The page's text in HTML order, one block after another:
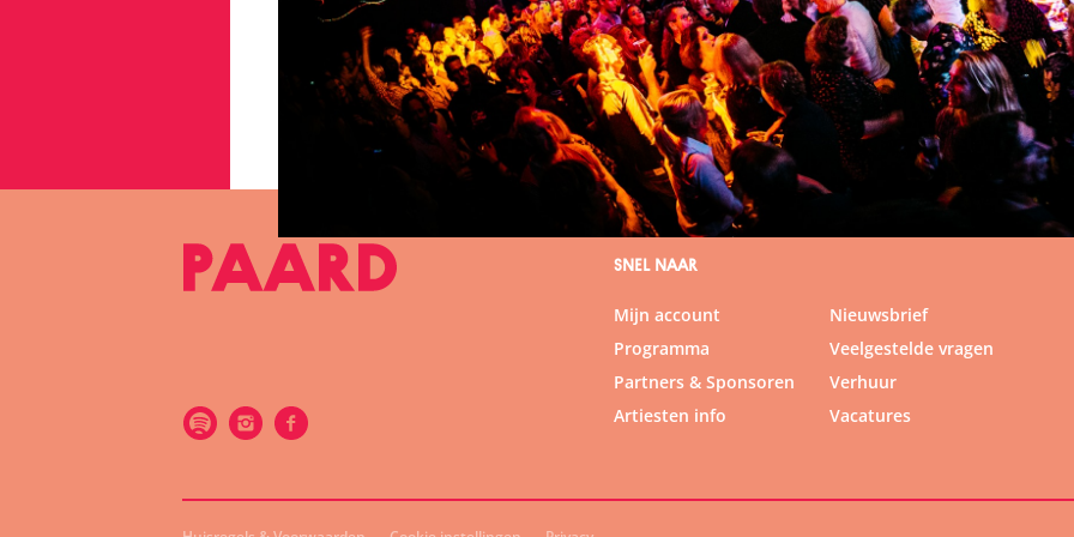
SNEL NAAR
Mijn account
Nieuwsbrief
Programma
Veelgestelde vragen
Partners & Sponsoren
Verhuur
Artiesten info
Vacatures